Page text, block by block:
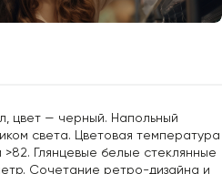
цвет — черный. Напольный
света. Цветовая температура
Глянцевые белые стеклянные
Сочетание ретро-дизайна и